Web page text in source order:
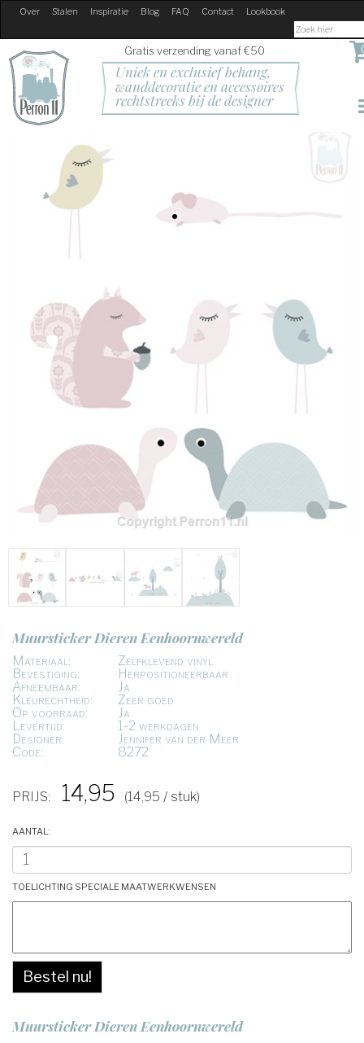
Over Stalen Inspiratie Blog FAQ Contact Lookbook
Gratis verzending vanaf €50
Uniek en exclusief behang,
wanddecoratie en accessoires
rechtstreeks bij de designer
Muursticker Dieren Eenhoornwereld
Materiaal:
Zelfklevend vinyl
Bevestiging:
Herpositioneerbaar
Afneembaar:
Ja
Kleurechtheid:
Zeer goed
Op voorraad:
Ja
Levertijd:
1-2 werkdagen
Designer:
Jennifer van der Meer
Code:
8272
PRIJS: 14,95 (14,95 / stuk)
Aantal:
Toelichting speciale maatwerkwensen
Bestel nu!
Muursticker Dieren Eenhoornwereld